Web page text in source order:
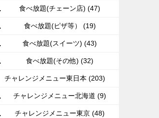
食べ放題(チェーン店) (47)
食べ放題(ピザ等） (19)
食べ放題(スイーツ) (43)
食べ放題(その他) (32)
チャレンジメニュー東日本 (203)
チャレンジメニュー北海道 (9)
チャレンジメニュー東京 (48)